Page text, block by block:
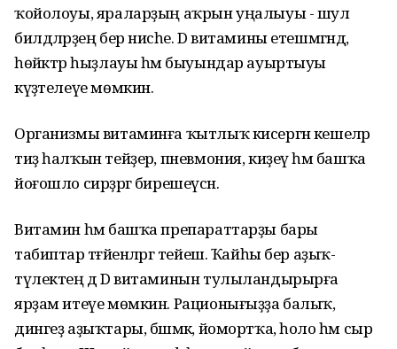
ҡойолоуы, яраларҙың аҡрын уңалыуы - шул
билдәләрҙең бер нисәһе. D витамины етешмәгәндә,
һөйәктәр һыҙлауы һәм быуындар ауыртыуы
күҙәтелеүе мөмкин.
Организмы витаминға ҡытлыҡ кисергән кешеләр
тиҙ һалҡын тейҙерә, пневмония, киҙеү һәм башҡа
йоғошло сирҙәргә бирешеүсән.
Витамин һәм башҡа препараттарҙы бары
табиптар тәғәйенләргә тейеш. Ҡайһы бер аҙыҡ-
түлектең дә D витаминын тулыландырырға
ярҙам итеүе мөмкин. Рационығыҙҙа балыҡ,
дингеҙ аҙыҡтары, бәшмәк, йомортҡа, һоло һәм сыр